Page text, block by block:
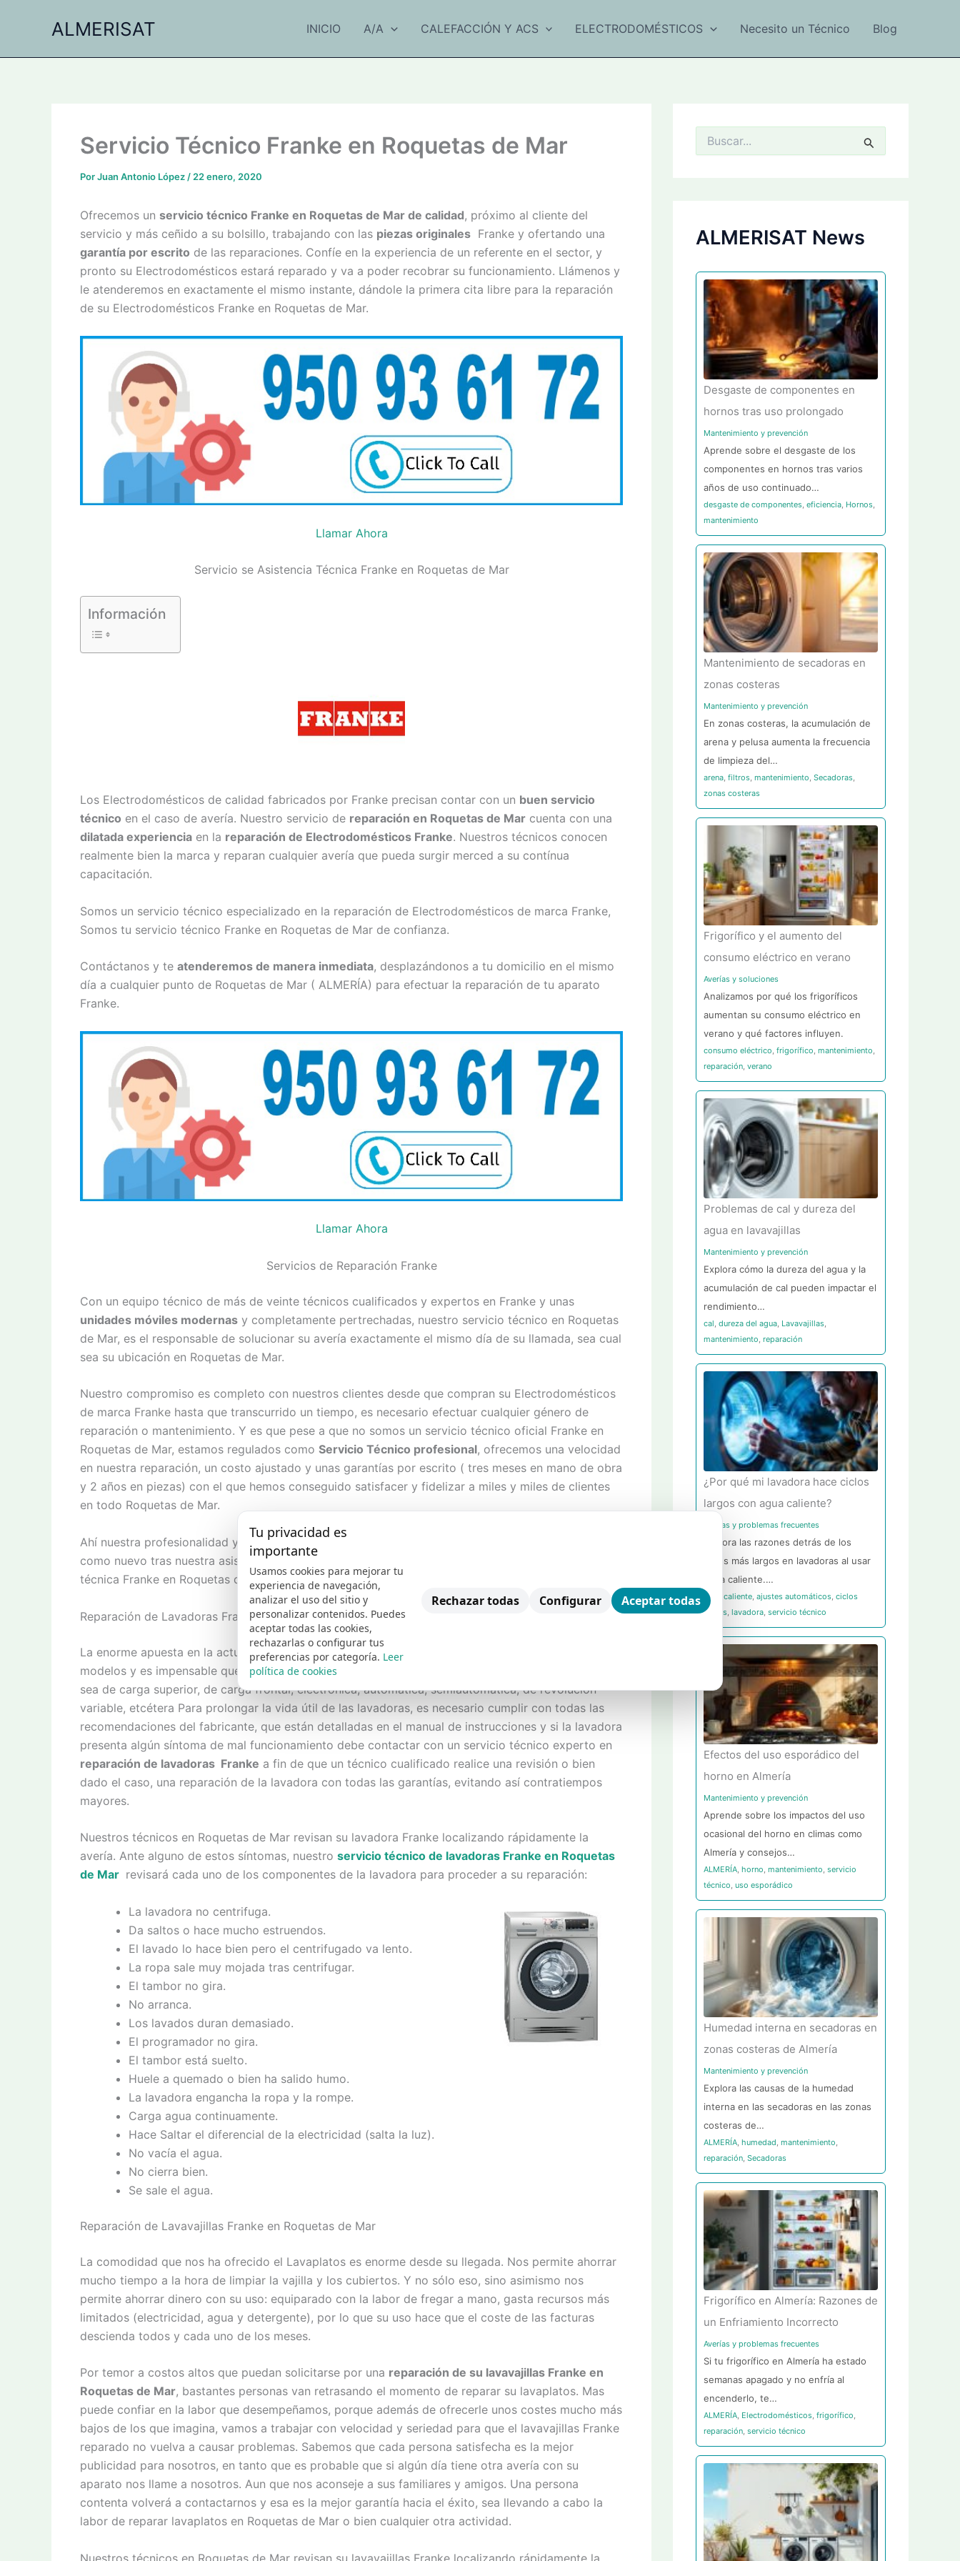
ALMERISAT INICIO A/A CALEFACCIÓN Y ACS ELECTRODOMÉSTICOS Necesito un Técnico Blog
Servicio Técnico Franke en Roquetas de Mar
PorJuan Antonio López / 22 enero, 2020
Ofrecemos un servicio técnico Franke en Roquetas de Mar de calidad, próximo al cliente del
servicio y más ceñido a su bolsillo, trabajando con las piezas originales Franke y ofertando una
garantía por escrito de las reparaciones. Confíe en la experiencia de un referente en el sector, y
pronto su Electrodomésticos estará reparado y va a poder recobrar su funcionamiento. Llámenos y
le atenderemos en exactamente el mismo instante, dándole la primera cita libre para la reparación
de su Electrodomésticos Franke en Roquetas de Mar.
Llamar Ahora
Servicio se Asistencia Técnica Franke en Roquetas de Mar
Información
Los Electrodomésticos de calidad fabricados por Franke precisan contar con un buen servicio
técnico en el caso de avería. Nuestro servicio de reparación en Roquetas de Mar cuenta con una
dilatada experiencia en la reparación de Electrodomésticos Franke. Nuestros técnicos conocen
realmente bien la marca y reparan cualquier avería que pueda surgir merced a su contínua
capacitación.
Somos un servicio técnico especializado en la reparación de Electrodomésticos de marca Franke,
Somos tu servicio técnico Franke en Roquetas de Mar de confianza.
Contáctanos y te atenderemos de manera inmediata, desplazándonos a tu domicilio en el mismo
día a cualquier punto de Roquetas de Mar ( ALMERÍA) para efectuar la reparación de tu aparato
Franke.
Llamar Ahora
Servicios de Reparación Franke
Con un equipo técnico de más de veinte técnicos cualificados y expertos en Franke y unas
unidades móviles modernas y completamente pertrechadas, nuestro servicio técnico en Roquetas
de Mar, es el responsable de solucionar su avería exactamente el mismo día de su llamada, sea cual
sea su ubicación en Roquetas de Mar.
Nuestro compromiso es completo con nuestros clientes desde que compran su Electrodomésticos
de marca Franke hasta que transcurrido un tiempo, es necesario efectuar cualquier género de
reparación o mantenimiento. Y es que pese a que no somos un servicio técnico oficial Franke en
Roquetas de Mar, estamos regulados como Servicio Técnico profesional, ofrecemos una velocidad
en nuestra reparación, un costo ajustado y unas garantías por escrito ( tres meses en mano de obra
y 2 años en piezas) con el que hemos conseguido satisfacer y fidelizar a miles y miles de clientes
en todo Roquetas de Mar.
Ahí nuestra profesionalidad y nuestro gran servicio técnico para Franke, hace que su aparato quede
como nuevo tras nuestra asistencia, sea como sea efectuamos la reparación. Nuestra asistencia
técnica Franke en Roquetas de Mar resalta los próximos servicios:
Reparación de Lavadoras Franke en Roquetas de Mar
La enorme apuesta en la actualidad de Franke son lasLavadoras
modelos y es impensable que no dispongamos en nuestro hogar de tan útil y necesario equipo, así
sea de carga superior, de carga frontal, electrónica, automática, semiautomática, de revolución
variable, etcétera Para prolongar la vida útil de las lavadoras, es necesario cumplir con todas las
recomendaciones del fabricante, que están detalladas en el manual de instrucciones y si la lavadora
presenta algún síntoma de mal funcionamiento debe contactar con un servicio técnico experto en
reparación de lavadoras Franke a fin de que un técnico cualificado realice una revisión o bien
dado el caso, una reparación de la lavadora con todas las garantías, evitando así contratiempos
mayores.
Nuestros técnicos en Roquetas de Mar revisan su lavadora Franke localizando rápidamente la
avería. Ante alguno de estos síntomas, nuestro servicio técnico de lavadoras Franke en Roquetas
de Mar revisará cada uno de los componentes de la lavadora para proceder a su reparación:
La lavadora no centrifuga.
Da saltos o hace mucho estruendos.
El lavado lo hace bien pero el centrifugado va lento.
La ropa sale muy mojada tras centrifugar.
El tambor no gira.
No arranca.
Los lavados duran demasiado.
El programador no gira.
El tambor está suelto.
Huele a quemado o bien ha salido humo.
La lavadora engancha la ropa y la rompe.
Carga agua continuamente.
Hace Saltar el diferencial de la electricidad (salta la luz).
No vacía el agua.
No cierra bien.
Se sale el agua.
Reparación de Lavavajillas Franke en Roquetas de Mar
La comodidad que nos ha ofrecido el Lavaplatos es enorme desde su llegada. Nos permite ahorrar
mucho tiempo a la hora de limpiar la vajilla y los cubiertos. Y no sólo eso, sino asimismo nos
permite ahorrar dinero con su uso: equiparado con la labor de fregar a mano, gasta recursos más
limitados (electricidad, agua y detergente), por lo que su uso hace que el coste de las facturas
descienda todos y cada uno de los meses.
Por temor a costos altos que puedan solicitarse por una reparación de su lavavajillas Franke en
Roquetas de Mar, bastantes personas van retrasando el momento de reparar su lavaplatos. Mas
puede confiar en la labor que desempeñamos, porque además de ofrecerle unos costes mucho más
bajos de los que imagina, vamos a trabajar con velocidad y seriedad para que el lavavajillas Franke
reparado no vuelva a causar problemas. Sabemos que cada persona satisfecha es la mejor
publicidad para nosotros, en tanto que es probable que si algún día tiene otra avería con su
aparato nos llame a nosotros. Aun que nos aconseje a sus familiares y amigos. Una persona
contenta volverá a contactarnos y esa es la mejor garantía hacia el éxito, sea llevando a cabo la
labor de reparar lavaplatos en Roquetas de Mar o bien cualquier otra actividad.
Nuestros técnicos en Roquetas de Mar revisan su lavavajillas Franke localizando rápidamente la
o
rALMERISAT News
Desgaste de componentes en
hornos tras uso prolongado
Mantenimiento y prevención
Aprende sobre el desgaste de los
componentes en hornos tras varios
años de uso continuado…
desgaste de componentes, eficiencia, Hornos,
mantenimiento
Mantenimiento de secadoras en
zonas costeras
Mantenimiento y prevención
En zonas costeras, la acumulación de
arena y pelusa aumenta la frecuencia
de limpieza del…
arena, filtros, mantenimiento, Secadoras,
zonas costeras
Frigorífico y el aumento del
consumo eléctrico en verano
Averías y soluciones
Analizamos por qué los frigoríficos
aumentan su consumo eléctrico en
verano y qué factores influyen.
consumo eléctrico, frigorífico, mantenimiento,
reparación, verano
Problemas de cal y dureza del
agua en lavavajillas
Mantenimiento y prevención
Explora cómo la dureza del agua y la
acumulación de cal pueden impactar el
rendimiento…
cal, dureza del agua, Lavavajillas,
mantenimiento, reparación
¿Por qué mi lavadora hace ciclos
largos con agua caliente?
Averías y problemas frecuentes
Explora las razones detrás de los
ciclos más largos en lavadoras al usar
agua caliente.…
agua caliente, ajustes automáticos, ciclos
largos, lavadora, servicio técnico
Efectos del uso esporádico del
horno en Almería
Mantenimiento y prevención
Aprende sobre los impactos del uso
ocasional del horno en climas como
Almería y consejos…
ALMERÍA, horno, mantenimiento, servicio
técnico, uso esporádico
Humedad interna en secadoras en
zonas costeras de Almería
Mantenimiento y prevención
Explora las causas de la humedad
interna en las secadoras en las zonas
costeras de…
ALMERÍA, humedad, mantenimiento,
reparación, Secadoras
Frigorífico en Almería: Razones de
un Enfriamiento Incorrecto
Averías y problemas frecuentes
Si tu frigorífico en Almería ha estado
semanas apagado y no enfría al
encenderlo, te…
ALMERÍA, Electrodomésticos, frigorífico,
reparación, servicio técnico
Tu privacidad es
importante
Usamos cookies para mejorar tu
experiencia de navegación,
analizar el uso del sitio y
personalizar contenidos. Puedes
aceptar todas las cookies,
rechazarlas o configurar tus
preferencias por categoría. Leer
política de cookies
Rechazar todas Configurar Aceptar todas